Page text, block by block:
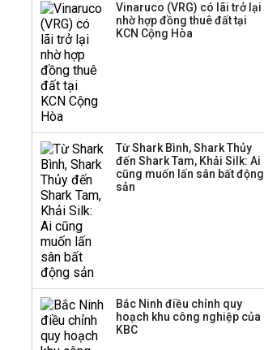
Dự án Sheraton Phú
Huấn Hoa Hồng bỗng
dưng ‘biến mất’, một
công ty khác đã giải thể
Vinaruco (VRG) có lãi trở lại
nhờ hợp đồng thuê đất tại
KCN Cộng Hòa
Từ Shark Bình, Shark Thủy
đến Shark Tam, Khải Silk: Ai
cũng muốn lấn sân bất động
sản
Bắc Ninh điều chỉnh quy
hoạch khu công nghiệp của
KBC